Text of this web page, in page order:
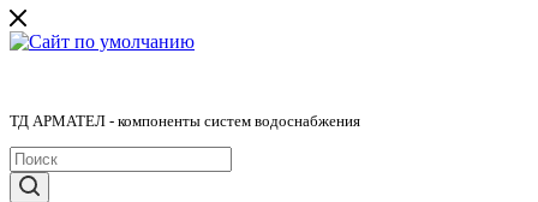
ТД АРМАТЕЛ - компоненты систем водоснабжения